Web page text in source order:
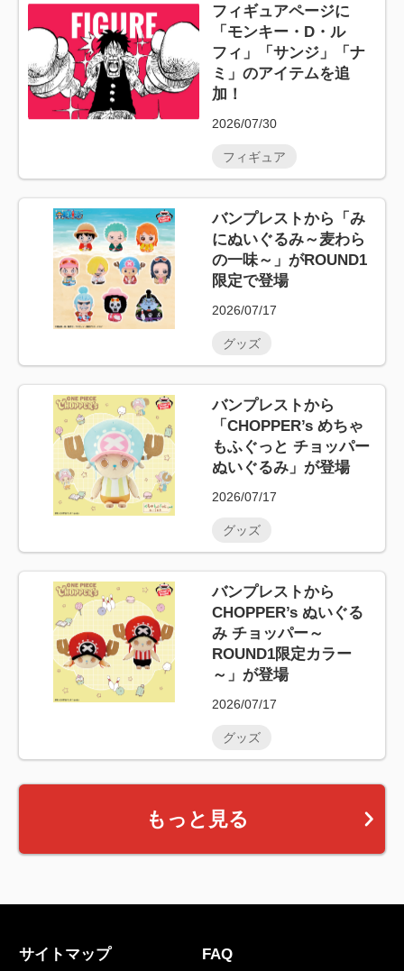
フィギュアページに
「モンキー・D・ル
フィ」「サンジ」「ナ
ミ」のアイテムを追
加！
2026/07/30
フィギュア
バンプレストから「み
にぬいぐるみ～麦わら
の一味～」がROUND1
限定で登場
2026/07/17
グッズ
バンプレストから
「CHOPPER’s めちゃ
もふぐっと チョッパー
ぬいぐるみ」が登場
2026/07/17
グッズ
バンプレストから
CHOPPER’s ぬいぐる
み チョッパー～
ROUND1限定カラー
～」が登場
2026/07/17
グッズ
もっと見る
サイトマップ FAQ